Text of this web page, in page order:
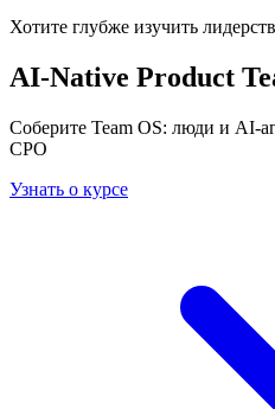
Хотите глубже изучить
AI-Native Product
Соберите Team OS: люди и AI-
CPO
Узнать о курсе